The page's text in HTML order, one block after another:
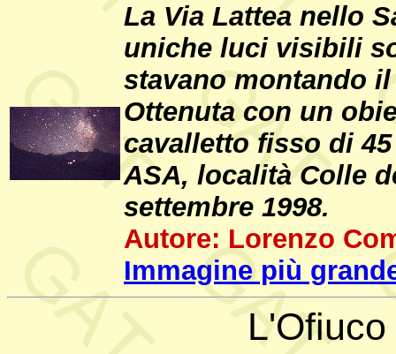
La Via Lattea nello
uniche luci visibili
stavano montando
Ottenuta con un
cavalletto fisso di
ASA, località Colle
settembre 1998.
Autore: Lorenzo
Immagine più